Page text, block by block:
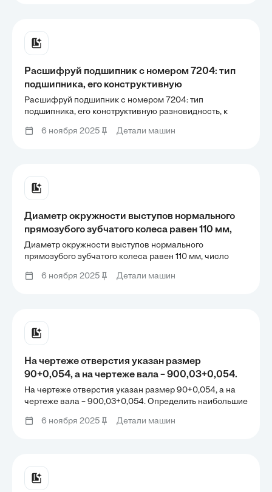
Расшифруй подшипник с номером 7204: тип
подшипника, его конструктивную
разновидность, к какой серии он относится и
его размеры.
Расшифруй подшипник с номером 7204: тип
подшипника, его конструктивную разновидность, к
6 ноября 2025
Детали машин
Диаметр окружности выступов нормального
прямозубого зубчатого колеса равен 110 мм,
число зубьев — 20. Чему равен диаметр
делительной окружности?
Диаметр окружности выступов нормального
прямозубого зубчатого колеса равен 110 мм, число
окружности?
6 ноября 2025 Детали машин
На чертеже отверстия указан размер
90+0,054, а на чертеже вала – 900,03+0,054.
Определить наибольшие и наименьшие зазоры
и натяги.
На чертеже отверстия указан размер 90+0,054, а на
чертеже вала – 900,03+0,054. Определить наибольшие
6 ноября 2025
Детали машин